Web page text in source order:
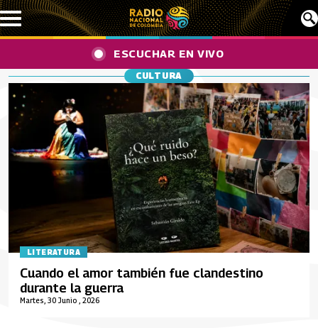
Pasar al contenido principal
ESCUCHAR EN VIVO
CULTURA
LITERATURA
Martes, 30 Junio , 2026
Cuando el amor también fue clandestino
durante la guerra